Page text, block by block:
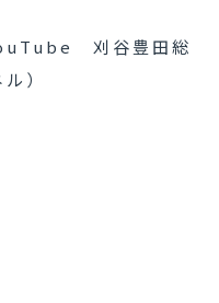
刈谷豊田総
）